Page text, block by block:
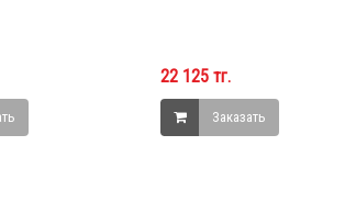
22 125 тг.
Заказать